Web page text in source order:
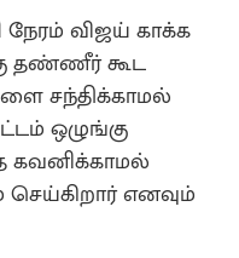
விஜய் காக்க
தண்ணீர் கூட
சந்திக்காமல்
ஒழுங்கு
கவனிக்காமல்
செய்கிறார் எனவும்